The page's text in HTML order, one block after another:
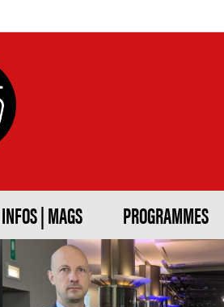
INFOS | MAGS PROGRAMMES